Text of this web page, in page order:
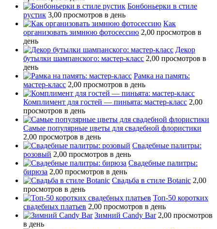
Бонбоньерки в стиле
рустик 3,00 просмотров в день
Как
организовать зимнюю фотосессию 2,00 просмотров в
день
Декор
бутылки шампанского: мастер-класс 2,00 просмотров в
день
Рамка на память:
мастер-класс 2,00 просмотров в день
Комплимент для гостей — пиньята: мастер-класс 2,00
просмотров в день
Самые популярные цветы для свадебной флористики
2,00 просмотров в день
Свадебные палитры:
розовый 2,00 просмотров в день
Свадебные палитры:
бирюза 2,00 просмотров в день
Свадьба в стиле Botanic 2,00
просмотров в день
Топ-50 коротких
свадебных платьев 2,00 просмотров в день
Зимний Candy Bar 2,00 просмотров
в день